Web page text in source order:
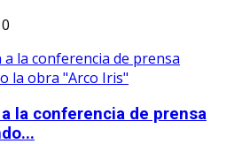
0
la conferencia de prensa